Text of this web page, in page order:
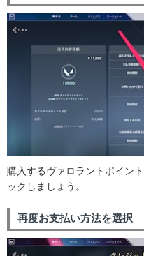
購入するヴァロラントポイン
ックしましょう。
再度お支払い方法を選択